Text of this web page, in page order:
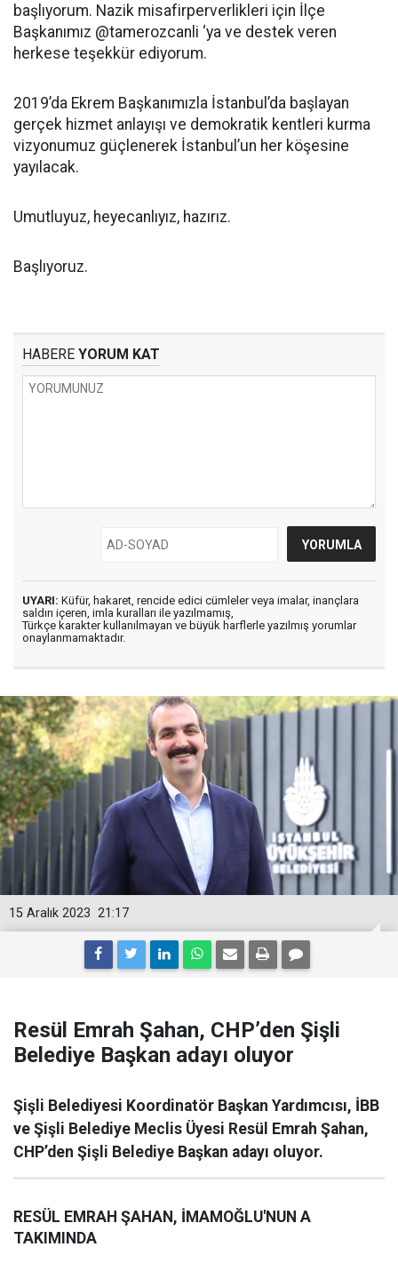
başlıyorum. Nazik misafirperverlikleri için İlçe
Başkanımız @tamerozcanli ‘ya ve destek veren
herkese teşekkür ediyorum.
2019’da Ekrem Başkanımızla İstanbul’da başlayan
gerçek hizmet anlayışı ve demokratik kentleri kurma
vizyonumuz güçlenerek İstanbul’un her köşesine
yayılacak.
Umutluyuz, heyecanlıyız, hazırız.
Başlıyoruz.
HABERE YORUM KAT
UYARI: Küfür, hakaret, rencide edici cümleler veya imalar, inançlara
saldırı içeren, imla kuralları ile yazılmamış,
Türkçe karakter kullanılmayan ve büyük harflerle yazılmış yorumlar
onaylanmamaktadır.
21:17
15 Aralık 2023
Resül Emrah Şahan, CHP’den Şişli
Belediye Başkan adayı oluyor
Şişli Belediyesi Koordinatör Başkan Yardımcısı, İBB
ve Şişli Belediye Meclis Üyesi Resül Emrah Şahan,
CHP’den Şişli Belediye Başkan adayı oluyor.
RESÜL EMRAH ŞAHAN, İMAMOĞLU'NUN A
TAKIMINDA